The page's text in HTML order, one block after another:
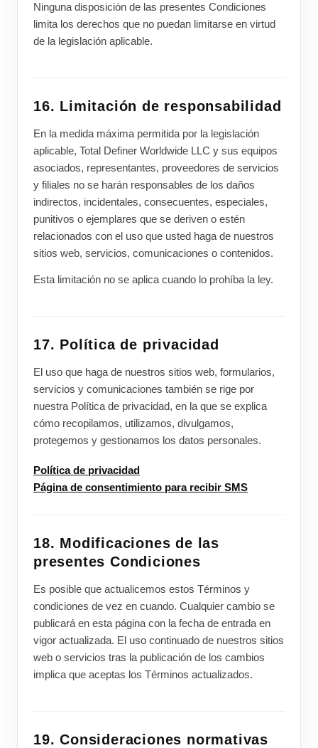
Ninguna disposición de las presentes Condiciones
limita los derechos que no puedan limitarse en virtud
de la legislación aplicable.
16. Limitación de responsabilidad
En la medida máxima permitida por la legislación
aplicable, Total Definer Worldwide LLC y sus equipos
asociados, representantes, proveedores de servicios
y filiales no se harán responsables de los daños
indirectos, incidentales, consecuentes, especiales,
punitivos o ejemplares que se deriven o estén
relacionados con el uso que usted haga de nuestros
sitios web, servicios, comunicaciones o contenidos.
Esta limitación no se aplica cuando lo prohíba la ley.
17. Política de privacidad
El uso que haga de nuestros sitios web, formularios,
servicios y comunicaciones también se rige por
nuestra Política de privacidad, en la que se explica
cómo recopilamos, utilizamos, divulgamos,
protegemos y gestionamos los datos personales.
Política de privacidad
Página de consentimiento para recibir SMS
18. Modificaciones de las
presentes Condiciones
Es posible que actualicemos estos Términos y
condiciones de vez en cuando. Cualquier cambio se
publicará en esta página con la fecha de entrada en
vigor actualizada. El uso continuado de nuestros sitios
web o servicios tras la publicación de los cambios
implica que aceptas los Términos actualizados.
19. Consideraciones normativas